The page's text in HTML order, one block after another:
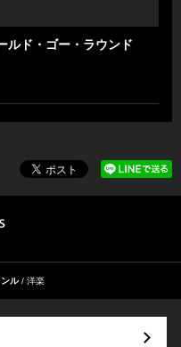
ルド・ゴー・ラウンド
ル 洋楽